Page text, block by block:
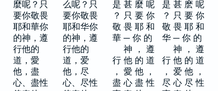
麼呢？只
要你敬畏
耶和華你
的神，遵
行他的
道，愛
他，盡
心、盡性
么呢？只
要你敬畏
耶和华你
的神，遵
行他的
道，爱
他，尽
心、尽性
是 甚 麼 呢
？ 只 要 你
敬 畏 耶 和
華 ─ 你 的
神 ， 遵
行 他 的 道
， 愛 他 ，
盡 心 盡 性
是 甚 麽 呢
？ 只 要 你
敬 畏 耶 和
华 ─ 你 的
神 ， 遵
行 他 的 道
， 爱 他 ，
尽 心 尽 性